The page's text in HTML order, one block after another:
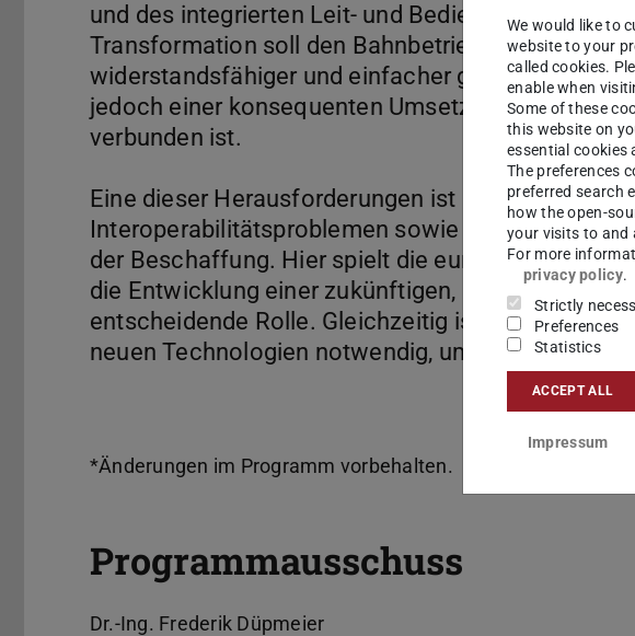
und des integrierten Leit- und Bediensystems
Transformation soll den Bahnbetrieb in den
widerstandsfähiger und einfacher gestalten.
jedoch einer konsequenten Umsetzung, die mit
verbunden ist.
Eine dieser Herausforderungen ist die
Interoperabilitätsproblemen sowie die
der Beschaffung. Hier spielt die europäische
die Entwicklung einer zukünftigen, einheitlichen
entscheidende Rolle. Gleichzeitig ist ein zügiger
neuen Technologien notwendig, um Fortschritte
*Änderungen im Programm vorbehalten.
Programmausschuss
Dr.-Ing. Frederik Düpmeier
We would like to
website to your
called cookies.
enable when
Some of these
this website on
essential cookies
The preferences
preferred search
how the open-
your visits to and
For more
privacy policy.
Strictly
Preferences
Statistics
ACCEPT ALL
Impressum